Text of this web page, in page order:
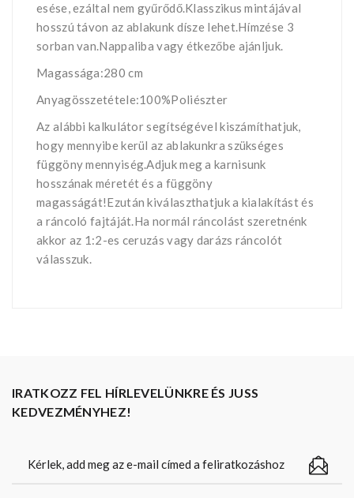
esése, ezáltal nem gyűrődő.Klasszikus mintájával
hosszú távon az ablakunk dísze lehet.Hímzése 3
sorban van.Nappaliba vagy étkezőbe ajánljuk.
Magassága:280 cm
Anyagösszetétele:100%Poliészter
Az alábbi kalkulátor segítségével kiszámíthatjuk,
hogy mennyibe kerül az ablakunkra szükséges
függöny mennyiség.Adjuk meg a karnisunk
hosszának méretét és a függöny
magasságát!Ezután kiválaszthatjuk a kialakítást és
a ráncoló fajtáját.Ha normál ráncolást szeretnénk
akkor az 1:2-es ceruzás vagy darázs ráncolót
válasszuk.
IRATKOZZ FEL HÍRLEVELÜNKRE ÉS JUSS
KEDVEZMÉNYHEZ!